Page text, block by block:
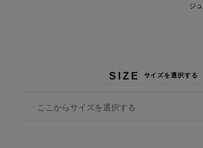
ジュ
SIZE サイズを選択する
ここからサイズを選択する